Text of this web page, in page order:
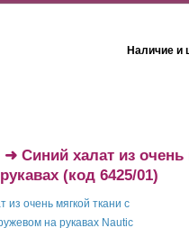
Наличие и
➜ Синий халат из
рукавах (код 6425/01)